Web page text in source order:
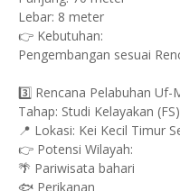
Lebar: 8 meter
👉 Kebutuhan:
Pengembangan sesuai
3️⃣ Rencana Pelabuhan Uf-
Tahap: Studi Kelayakan (FS)
📍 Lokasi: Kei Kecil Timur
👉 Potensi Wilayah:
🌴 Pariwisata bahari
🐟 Perikanan